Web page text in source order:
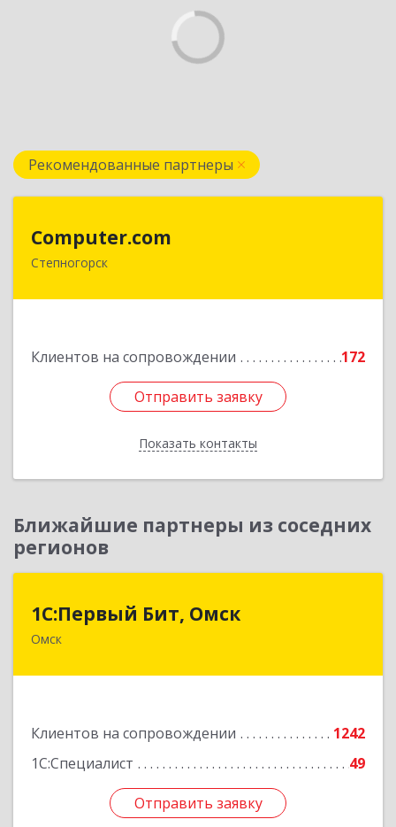
Рекомендованные партнеры
Computer.com
Степногорск
Клиентов на сопровождении 172
Отправить заявку
Показать контакты
021500, Республика Казахстан, Акмолинская,
Отправить заявку
Назад
Ближайшие партнеры из соседних
регионов
1С:Первый Бит, Омск
Омск
Клиентов на сопровождении
1242
1С:Специалист
49
Отправить заявку
644099, Омская обл, Омск г, Гагарина ул, дом №
Отправить заявку